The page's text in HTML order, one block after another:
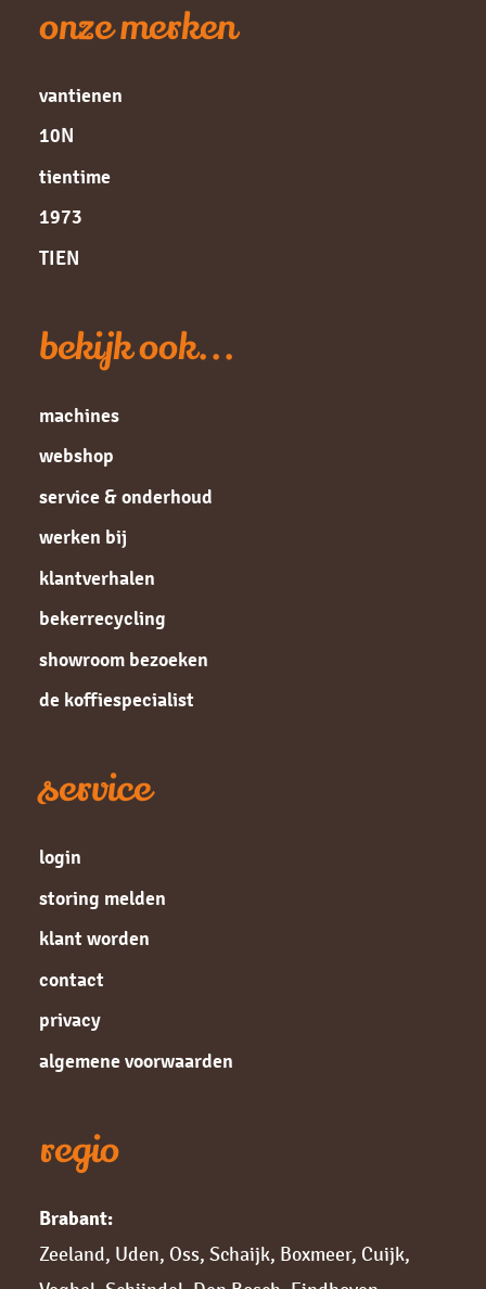
onze merken
vantienen
10N
tientime
1973
TIEN
bekijk ook...
machines
webshop
service & onderhoud
werken bij
klantverhalen
bekerrecycling
showroom bezoeken
de koffiespecialist
service
login
storing melden
klant worden
contact
privacy
algemene voorwaarden
regio
Brabant:
Zeeland, Uden, Oss, Schaijk, Boxmeer, Cuijk,